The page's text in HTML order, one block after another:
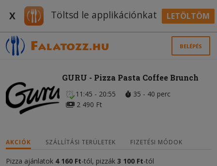
X Töltsd le applikációnkat LETÖLTÖM
BELÉPÉS
GURU - Pizza Pasta Coffee Brunch
11:45 - 20:55
35 - 40 perc
2 490 Ft
AKCIÓK SZÁLLÍTÁSI TERÜLETEK FIZETÉSI MÓDOK
Pizza ajánlatok 4 160 Ft-tól, pizzák 3 100 Ft-tól